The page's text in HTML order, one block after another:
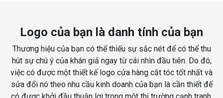
Logo của bạn là danh tính của bạn
Thương hiệu của bạn có thể thiếu sự sắc nét để có thể thu
hút sự chú ý của khán giả ngay từ cái nhìn đầu tiên. Do đó,
việc có được một thiết kế logo cửa hàng cắt tóc tốt nhất và
sửa đổi nó theo nhu cầu kinh doanh của bạn là cần thiết để